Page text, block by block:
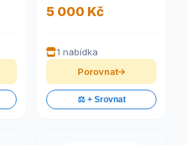
5 000 Kč
1 nabídka
Porovnat
⚖️ + Srovnat